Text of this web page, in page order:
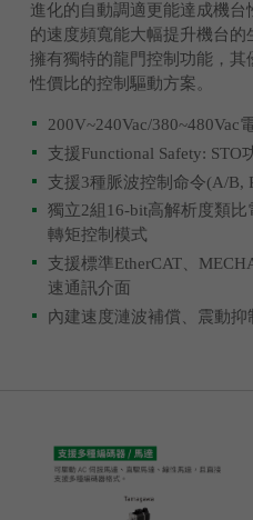
進化的自動調適更能達成機
的速度頻寬能大幅提升機台的
擁有獨特的龍門控制功能，
性價比的控制驅動方案。
200V~240Vac/380~480Vac
支援Functional Safety: STO
支援3種脈波控制命令(A/B,
獨立2組16-bit高解析度類
轉矩控制模式
支援標準EtherCAT、
速通訊介面
內建速度漣波補償、震動